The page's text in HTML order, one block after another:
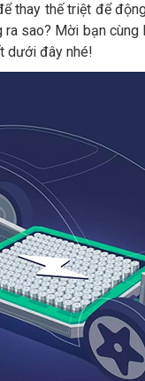
thay thế triệt để
sao? Mời bạn
dưới đây nhé!